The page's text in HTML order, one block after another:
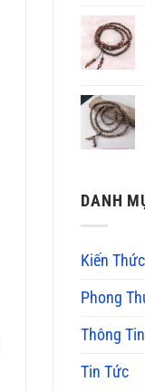
DANH
Kiến Thức
Phong
Thông Tin
Tin Tức